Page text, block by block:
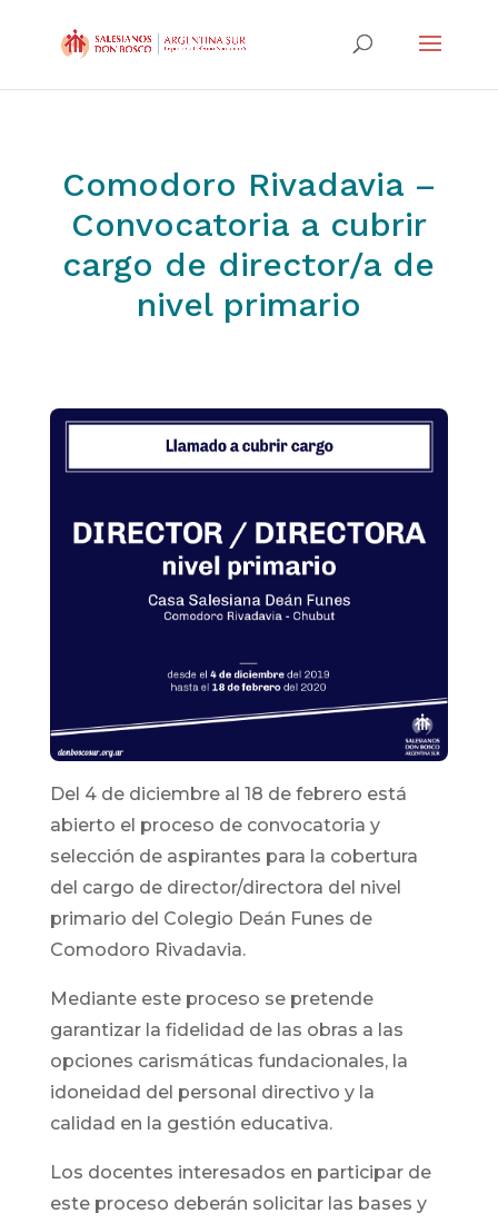
Comodoro Rivadavia –
Convocatoria a cubrir
cargo de director/a de
nivel primario
Del 4 de diciembre al 18 de febrero está
abierto el proceso de convocatoria y
selección de aspirantes para la cobertura
del cargo de director/directora del nivel
primario del Colegio Deán Funes de
Comodoro Rivadavia.
Mediante este proceso se pretende
garantizar la fidelidad de las obras a las
opciones carismáticas fundacionales, la
idoneidad del personal directivo y la
calidad en la gestión educativa.
Los docentes interesados en participar de
este proceso deberán solicitar las bases y